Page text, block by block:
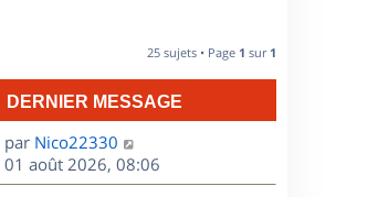
25 sujets • Page 1 sur 1
DERNIER MESSAGE
D
e
r
par Nico22330
01 août 2026, 08:06